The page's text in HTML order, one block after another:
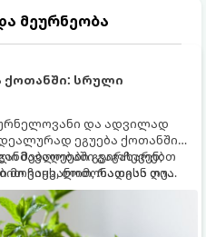
მეურნეობა
ქოთანში: სრული
და ადვილად
ეგუება ქოთანში
მებაღეები გვირჩევენ,
რადგან ღია
ფესვებით ძალიან
მცენარეებს ავიწროებს.
გაგახარებთ
ჩაის, ლიმონათისა თუ